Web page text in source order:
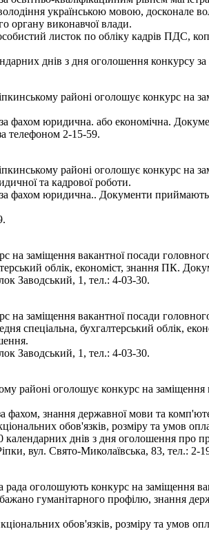
українською мовою, досконале
органу виконавчої влади.
листок по обліку кадрів ПДС,
днів з дня оголошення конкурсу
районі оголошує конкурс на
фахом юридична. або економічна.
телефоном 2-15-59.
районі оголошує конкурс на
та кадрової роботи.
фахом юридична.. Документи
заміщення вакантної посади
облік, економіст, знання ПК.
Заводський, 1, тел.: 4-03-30.
заміщення вакантної посади
спеціальна, бухгалтерський облік,
Заводський, 1, тел.: 4-03-30.
районі оголошує конкурс на
фахом, знання державної мови та
обов'язків, розміру та умов
днів з дня оголошення про
вул. Свято-Миколаївська, 83, тел.: 2-
рада оголошують конкурс на заміщення
гуманітарного профілю, знання
обов'язків, розміру та умов